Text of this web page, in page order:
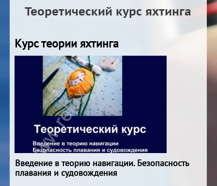
Теоретический курс яхтинга
Курс теории яхтинга
Введение в теорию навигации. Безопасность
плавания и судовождения